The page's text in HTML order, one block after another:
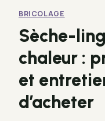
Bricolage
Déco
Immobilier
Jardinage
BRICOLAGE
Sèche-
chaleur :
et
d’acheter